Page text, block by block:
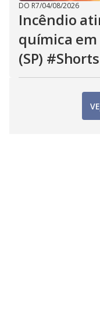
DO R7/04/08/2026
Incêndio
química
(SP)